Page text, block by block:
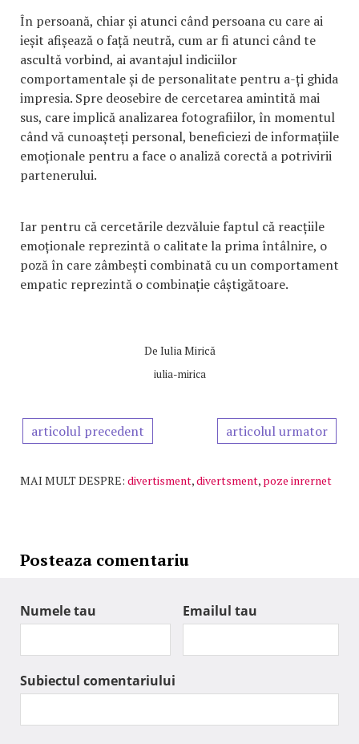
În persoană, chiar și atunci când persoana cu care ai
ieșit afișează o față neutră, cum ar fi atunci când te
ascultă vorbind, ai avantajul indiciilor
comportamentale și de personalitate pentru a-ți ghida
impresia. Spre deosebire de cercetarea amintită mai
sus, care implică analizarea fotografiilor, în momentul
când vă cunoașteți personal, beneficiezi de informațiile
emoționale pentru a face o analiză corectă a potrivirii
partenerului.
Iar pentru că cercetările dezvăluie faptul că reacțiile
emoționale reprezintă o calitate la prima întâlnire, o
poză în care zâmbești combinată cu un comportament
empatic reprezintă o combinație câștigătoare.
De Iulia Mirică
iulia-mirica
articolul precedent articolul urmator
MAI MULT DESPRE: divertisment,divertsment, poze inrernet
Posteaza comentariu
Numele tau Emailul tau
Subiectul comentariului